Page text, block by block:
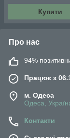
Купити
Про нас
94%
Працює з
м. Одеса
Одеса,
Контакти